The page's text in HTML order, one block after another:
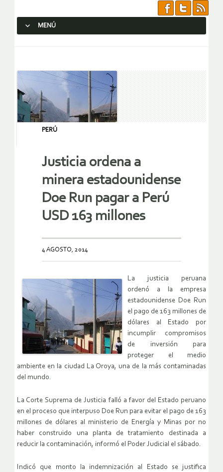
MENÚ
PERÚ
Justicia ordena a
minera estadounidense
Doe Run pagar a Perú
USD 163 millones
4 AGOSTO, 2014
La justicia peruana
ordenó a la empresa
estadounidense Doe Run
el pago de 163 millones de
dólares al Estado por
incumplir compromisos
de inversión para
proteger el medio
ambiente en la ciudad La Oroya, una de la más contaminadas
del mundo.
La Corte Suprema de Justicia falló a favor del Estado peruano
en el proceso que interpuso Doe Run para evitar el pago de 163
millones de dólares al ministerio de Energía y Minas por no
haber construido una planta de tratamiento destinada a
reducir la contaminación, informó el Poder Judicial el sábado.
Indicó que monto la indemnización al Estado se justifica